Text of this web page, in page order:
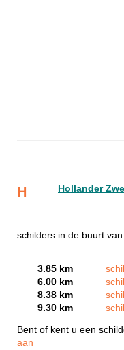
H Hollander
schilders in de buurt
3.85 km
6.00 km
8.38 km
9.30 km
Bent of kent u een
aan